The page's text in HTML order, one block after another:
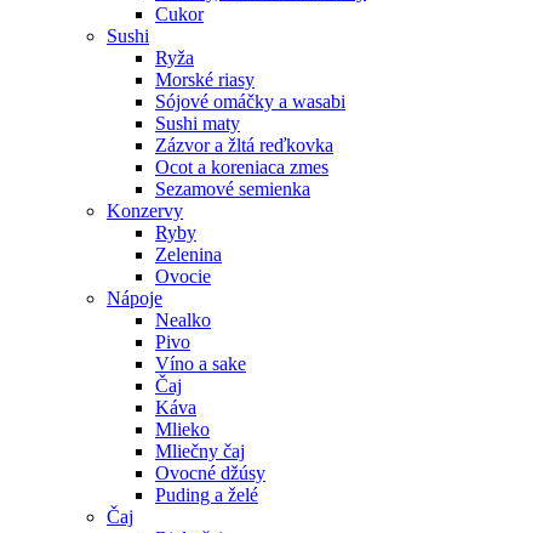
Cukor
Sushi
Ryža
Morské riasy
Sójové omáčky a wasabi
Sushi maty
Zázvor a žltá reďkovka
Ocot a koreniaca zmes
Sezamové semienka
Konzervy
Ryby
Zelenina
Ovocie
Nápoje
Nealko
Pivo
Víno a sake
Čaj
Káva
Mlieko
Mliečny čaj
Ovocné džúsy
Puding a želé
Čaj